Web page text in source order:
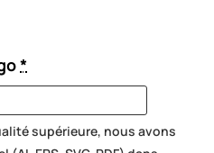
*
supérieure, nous avons